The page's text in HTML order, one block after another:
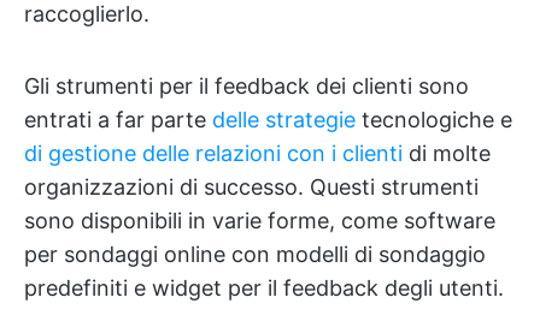
raccoglierlo.
Gli strumenti per il feedback dei clienti sono
entrati a far parte delle strategie tecnologiche e
di gestione delle relazioni con i clienti di molte
organizzazioni di successo. Questi strumenti
sono disponibili in varie forme, come software
per sondaggi online con modelli di sondaggio
predefiniti e widget per il feedback degli utenti.